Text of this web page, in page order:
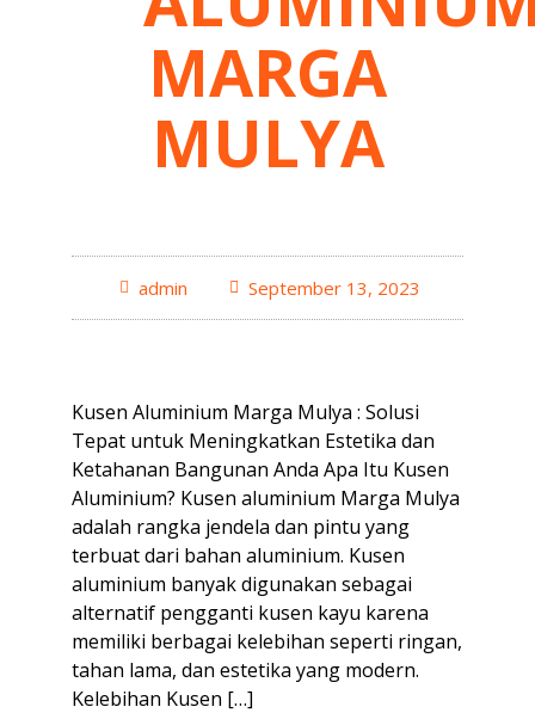
MARGA
MULYA
admin September 13, 2023
Kusen Aluminium Marga Mulya : Solusi
Tepat untuk Meningkatkan Estetika dan
Ketahanan Bangunan Anda Apa Itu Kusen
Aluminium? Kusen aluminium Marga Mulya
adalah rangka jendela dan pintu yang
terbuat dari bahan aluminium. Kusen
aluminium banyak digunakan sebagai
alternatif pengganti kusen kayu karena
memiliki berbagai kelebihan seperti ringan,
tahan lama, dan estetika yang modern.
Kelebihan Kusen […]